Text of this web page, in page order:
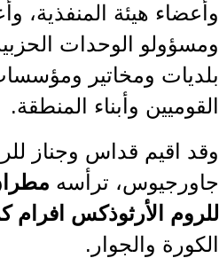
وأعضاء هيئة
ومسؤولو الوحدات
بلديات ومخاتير
القوميين وأبناء المنطقة.
وقد اقيم قداس وجناز
جاورجيوس، ترأسه
للروم الأرثوذكس افرام
الكورة والجوار.